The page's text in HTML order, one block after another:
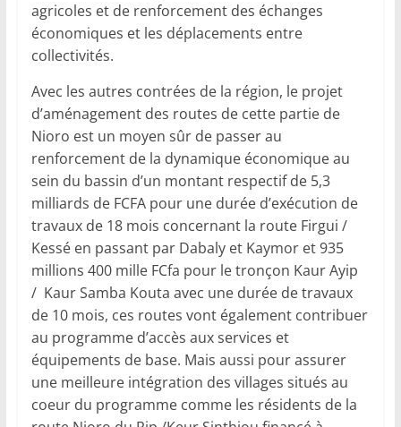
agricoles et de renforcement des échanges
économiques et les déplacements entre
collectivités.
Avec les autres contrées de la région, le projet
d’aménagement des routes de cette partie de
Nioro est un moyen sûr de passer au
renforcement de la dynamique économique au
sein du bassin d’un montant respectif de 5,3
milliards de FCFA pour une durée d’exécution de
travaux de 18 mois concernant la route Firgui /
Kessé en passant par Dabaly et Kaymor et 935
millions 400 mille FCfa pour le tronçon Kaur Ayip
/ Kaur Samba Kouta avec une durée de travaux
de 10 mois, ces routes vont également contribuer
au programme d’accès aux services et
équipements de base. Mais aussi pour assurer
une meilleure intégration des villages situés au
coeur du programme comme les résidents de la